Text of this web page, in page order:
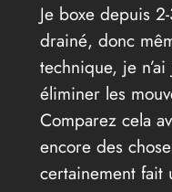
Je boxe depuis
drainé, donc
technique, je
éliminer les
Comparez cela
encore des
certainement fait